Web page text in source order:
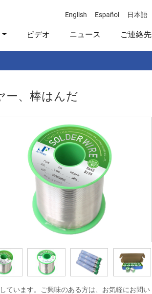
English Español 日本語
ビデオ ニュース ご連絡先
ー、棒はんだ
ています。ご興味のある方は、お気軽にお問い